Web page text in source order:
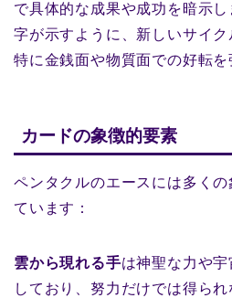
で具体的な成果や成功を暗示
字が示すように、新しいサイク
特に金銭面や物質面での好転を
カードの象徴的要素
ペンタクルのエースには多く
ています：
雲から現れる手は神聖な力や
しており、努力だけでは得ら